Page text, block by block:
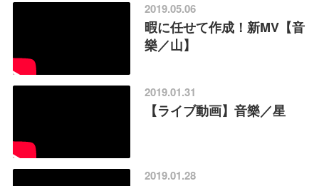
2019.05.06
暇に任せて作成！新MV【音
樂／山】
2019.01.31
【ライブ動画】音樂／星
2019.01.28